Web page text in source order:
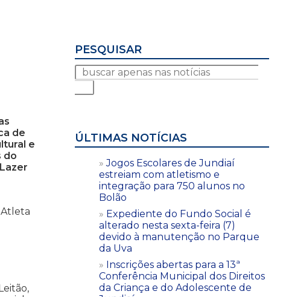
de
e
do
Atleta
PESQUISAR
ÚLTIMAS NOTÍCIAS
Jogos Escolares de Jundiaí
estreiam com atletismo e
integração para 750 alunos no
Bolão
Expediente do Fundo Social é
alterado nesta sexta-feira (7)
devido à manutenção no Parque
da Uva
Inscrições abertas para a 13ª
Conferência Municipal dos Direitos
da Criança e do Adolescente de